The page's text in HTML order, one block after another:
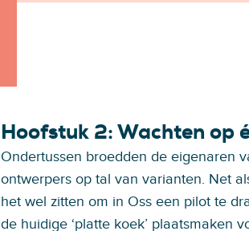
Hoofstuk 2: Wachten op
Ondertussen broedden de eigenaren
ontwerpers op tal van varianten. Net
het wel zitten om in Oss een pilot te
de huidige ‘platte koek’ plaatsmaken